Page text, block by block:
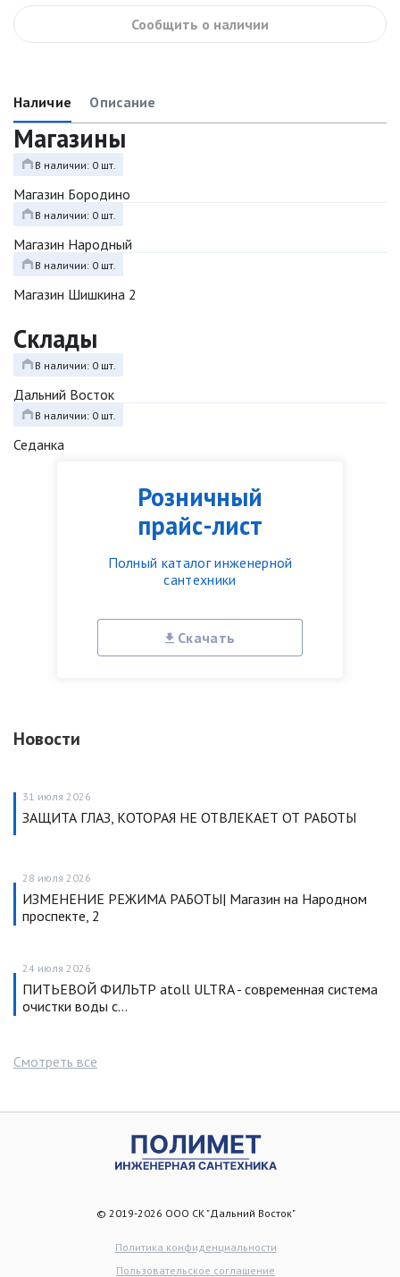
Розничный
прайс-лист
Полный каталог инженерной
сантехники
Скачать
Новости
31 июля 2026
ЗАЩИТА ГЛАЗ, КОТОРАЯ НЕ ОТВЛЕКАЕТ ОТ РАБОТЫ
28 июля 2026
ИЗМЕНЕНИЕ РЕЖИМА РАБОТЫ| Магазин на Народном
проспекте, 2
24 июля 2026
ПИТЬЕВОЙ ФИЛЬТР atoll ULTRA - современная система
очистки воды с…
Смотреть все
Сообщить о наличии
Наличие Описание
Магазины
В наличии: 0 шт.
Магазин Бородино
В наличии: 0 шт.
Магазин Народный
В наличии: 0 шт.
Магазин Шишкина 2
Склады
В наличии: 0 шт.
Дальний Восток
В наличии: 0 шт.
Седанка
© 2019-2026 ООО СК "Дальний Восток"
Политика конфиденциальности
Пользовательское соглашение